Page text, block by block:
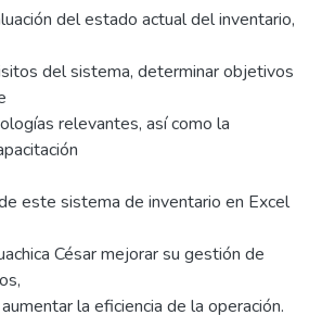
del estado actual del inventario,
del sistema, determinar objetivos
relevantes, así como la
este sistema de inventario en Excel
César mejorar su gestión de
la eficiencia de la operación.